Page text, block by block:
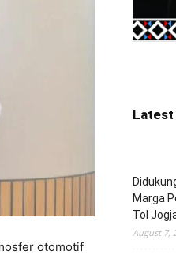
otomotif
Marga
Tol
August 7,